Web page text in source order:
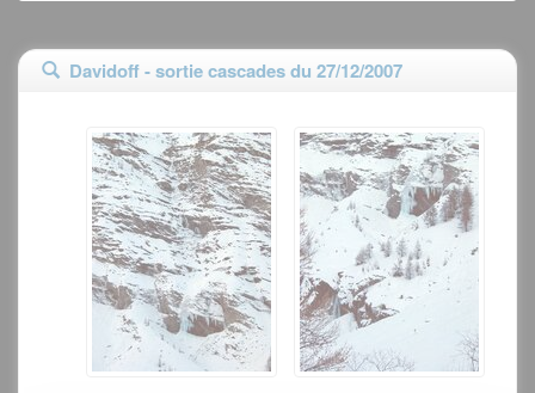
Davidoff - sortie cascades du 27/12/2007